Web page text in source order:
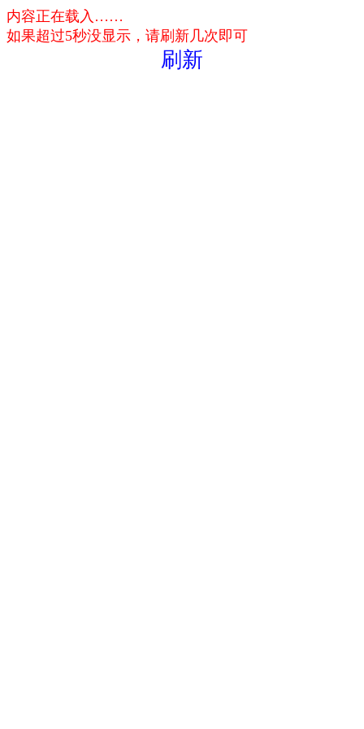
内容正在载入……
如果超过5秒没显示，请刷新几次即可
刷新